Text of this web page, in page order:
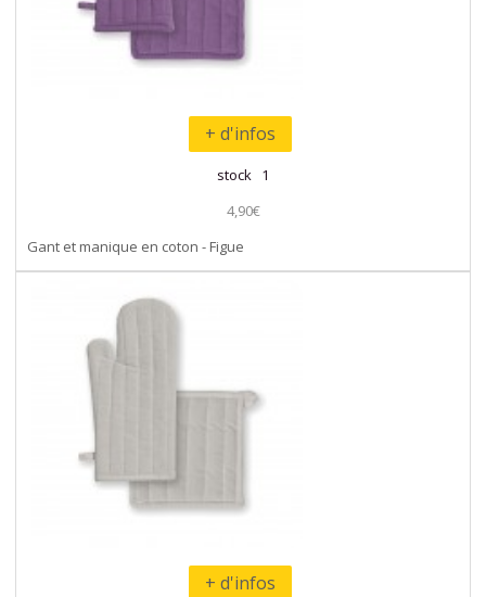
+ d'infos
stock 1
4,90€
Gant et manique en coton - Figue
+ d'infos